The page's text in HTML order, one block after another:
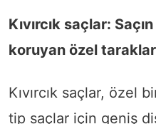
Kıvırcık saçlar:
koruyan özel taraklar
Kıvırcık saçlar, özel
tip saçlar için geniş